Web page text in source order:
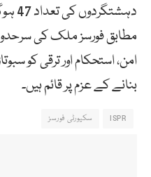
مطابق فورسز ملک کی
امن، استحکام اور ترقی کو
بنانے کے عزم پر قائم ہیں۔
ISPR سکیورٹی فورسز